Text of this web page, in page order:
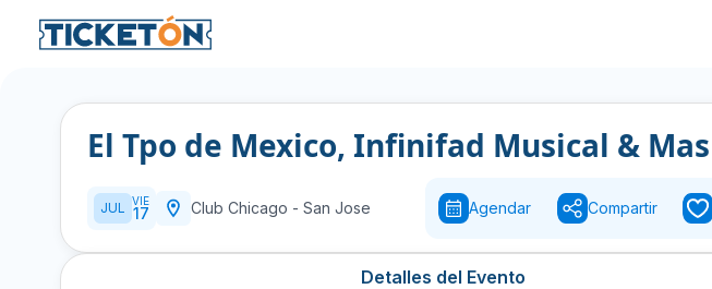
El Tpo de Mexico, Infinifad Musical & Mas
JUL VIE
17 Club Chicago - San Jose Agendar Compartir
Detalles del Evento